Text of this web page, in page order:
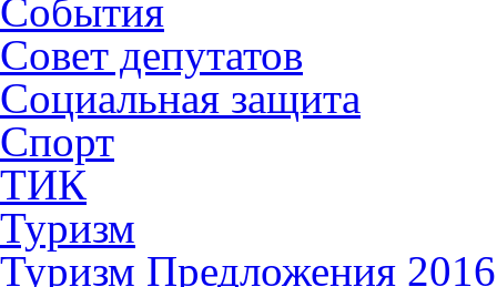
События
Совет депутатов
Социальная защита
Спорт
ТИК
Туризм
Туризм Предложения 2016